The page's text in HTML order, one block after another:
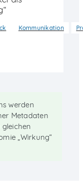
Kommunikation
werden
Metadaten
„Wirkung“